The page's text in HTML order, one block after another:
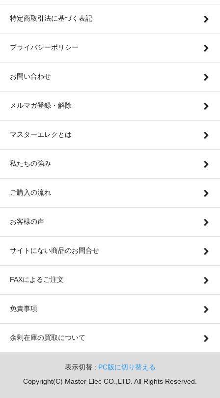
特定商取引法に基づく表記
プライバシーポリシー
お問い合わせ
メルマガ登録・解除
マスターエレクとは
私たちの強み
ご購入の流れ
お客様の声
サイトにない商品のお問合せ
FAXによるご注文
免責事項
余剰在庫の買取について
表示切替 : PC版に切り替える
Copyright(C) Master Elec CO.,LTD. All Rights Reserved.